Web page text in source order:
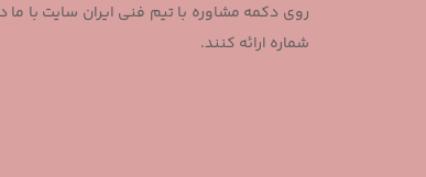
روی دکمه مشاوره با تیم فنی ایران سایت با ما
شماره ارائه کنند.